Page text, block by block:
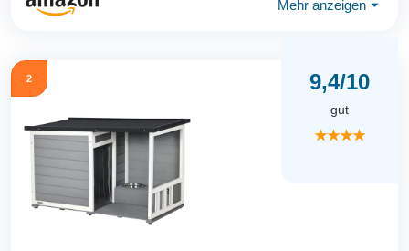
Mehr anzeigen ⏷
2 9,4/10
gut
★★★★